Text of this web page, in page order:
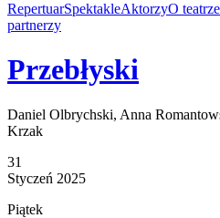
RepertuarSpektakleAktorzyO teatrze
partnerzy
Przebłyski
Daniel Olbrychski, Anna
Krzak
31
Styczeń 2025
Piątek